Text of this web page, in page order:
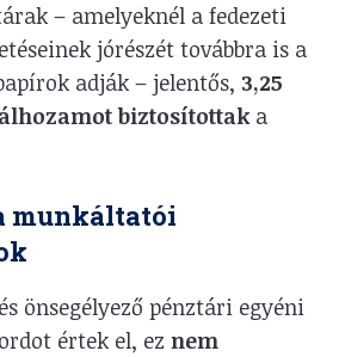
– amelyeknél a fedezeti
jórészét továbbra is a
adják – jelentős, 3,25
biztosítottaka
munkáltatói
önsegélyező pénztári egyéni
értek el, ez nem